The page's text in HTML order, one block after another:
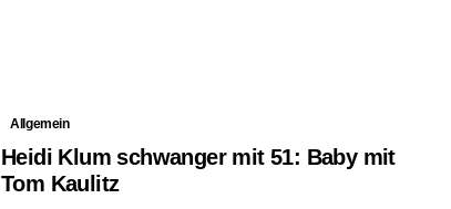
Allgemein
Heidi Klum schwanger mit 51: Baby mit
Tom Kaulitz